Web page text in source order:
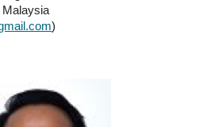
Malaysia
)